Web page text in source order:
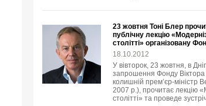
23 жовтня Тоні Блер
публічну лекцію
столітті» організовану
18.10.2012
У вівторок, 23 жовтня, в
запрошення Фонду Віктора
колишній прем’єр-міністр
2007 р.), прочитає лекцію
столітті» та проведе